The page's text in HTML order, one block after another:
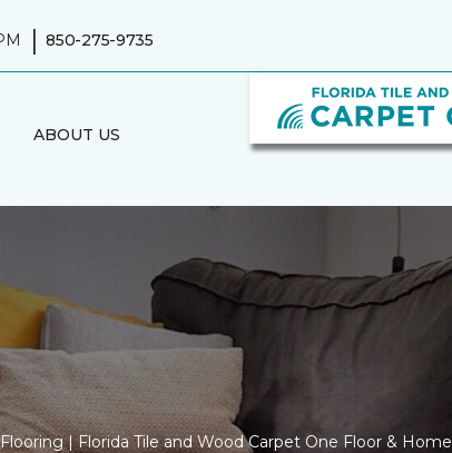
| 850-275-9735
ABOUT US
| Florida Tile and Wood Carpet One Floor & Home